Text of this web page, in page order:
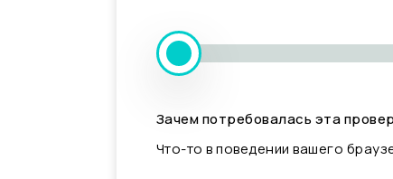
Зачем потребовалась эта
Что-то в поведении вашего